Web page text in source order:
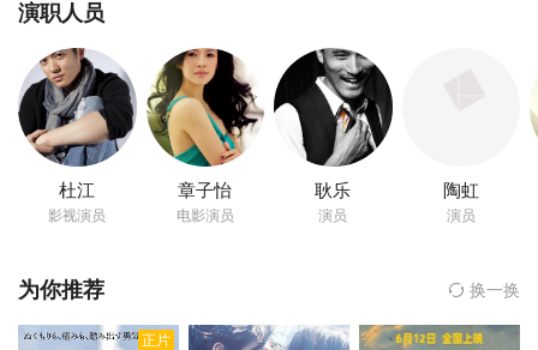
徐峥
吴磊
演职人员
杜江
影视演员
章子怡
电影演员
耿乐
演员
陶虹
演员
为你推荐 换一换
正片